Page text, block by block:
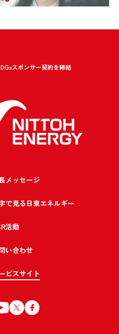
スポンサー契約を締結
メッセージ
で見る日東エネルギー
活動
い合わせ
ビスサイト